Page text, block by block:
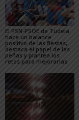
El PSN-PSOE de Tudela
hace un balance
positivo de las fiestas,
destaca el papel de las
peñas y plantea los
retos para mejorarlas